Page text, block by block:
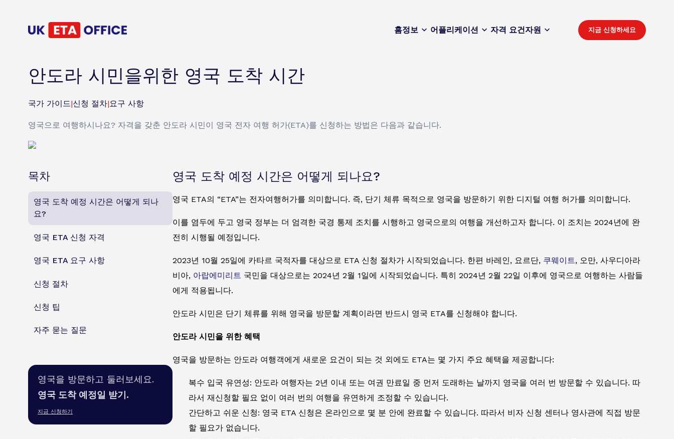
홈정보 어플리케이션 자격 요건자원 지금 신청하세요
안도라 시민을위한 영국 도착 시간
국가 가이드|신청 절차|요구 사항
영국으로 여행하시나요? 자격을 갖춘 안도라 시민이 영국 전자 여행 허가(ETA)를 신청하는 방법은 다음과 같습니다.
목차
영국 도착 예정 시간은 어떻게 되나
요?
영국 ETA 신청 자격
영국 ETA 요구 사항
신청 절차
신청 팁
자주 묻는 질문
영국을 방문하고 둘러보세요.
영국 도착 예정일 받기.
지금 신청하기
영국 도착 예정 시간은 어떻게 되나요?
영국 ETA의 “ETA”는 전자여행허가를 의미합니다. 즉, 단기 체류 목적으로 영국을 방문하기 위한 디지털 여행 허가를 의미합니다.
이를 염두에 두고 영국 정부는 더 엄격한 국경 통제 조치를 시행하고 영국으로의 여행을 개선하고자 합니다. 이 조치는 2024년에 완
전히 시행될 예정입니다.
2023년 10월 25일에 카타르 국적자를 대상으로 ETA 신청 절차가 시작되었습니다. 한편 바레인, 요르단, 쿠웨이트, 오만, 사우디아라
비아, 아랍에미리트 국민을 대상으로는 2024년 2월 1일에 시작되었습니다. 특히 2024년 2월 22일 이후에 영국으로 여행하는 사람들
에게 적용됩니다.
안도라 시민은 단기 체류를 위해 영국을 방문할 계획이라면 반드시 영국 ETA를 신청해야 합니다.
안도라 시민을 위한 혜택
영국을 방문하는 안도라 여행객에게 새로운 요건이 되는 것 외에도 ETA는 몇 가지 주요 혜택을 제공합니다:
복수 입국 유연성: 안도라 여행자는 2년 이내 또는 여권 만료일 중 먼저 도래하는 날까지 영국을 여러 번 방문할 수 있습니다. 따
라서 재신청할 필요 없이 여러 번의 여행을 유연하게 조정할 수 있습니다.
간단하고 쉬운 신청: 영국 ETA 신청은 온라인으로 몇 분 안에 완료할 수 있습니다. 따라서 비자 신청 센터나 영사관에 직접 방문
할 필요가 없습니다.